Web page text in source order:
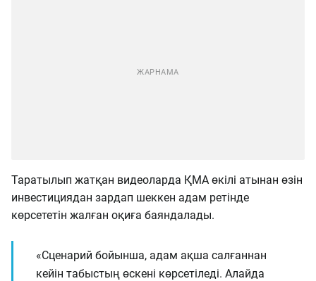
Таратылып жатқан видеоларда ҚМА өкілі атынан өзін
инвестициядан зардап шеккен адам ретінде
көрсететін жалған оқиға баяндалады.
«Сценарий бойынша, адам ақша салғаннан
кейін табыстың өскені көрсетіледі. Алайда